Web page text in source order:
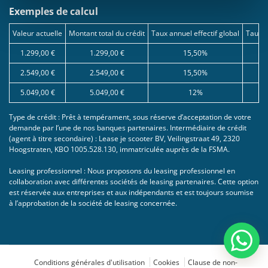
Exemples de calcul
Valeur actuelle Montant total du crédit Taux annuel effectif global
Taux
1.299,00 €
1.299,00 €
15,50%
2.549,00 €
2.549,00 €
15,50%
5.049,00 €
5.049,00 € 12%
Type de crédit : Prêt à tempérament, sous réserve d’acceptation de votre
demande par l’une de nos banques partenaires. Intermédiaire de crédit
(agent à titre secondaire) : Lease je scooter BV, Veilingstraat 49, 2320
Hoogstraten, KBO 1005.528.130, immatriculée auprès de la FSMA.
Leasing professionnel : Nous proposons du leasing professionnel en
collaboration avec différentes sociétés de leasing partenaires. Cette option
est réservée aux entreprises et aux indépendants et est toujours soumise
à l’approbation de la société de leasing concernée.
Conditions générales d'utilisation Cookies Clause de non-